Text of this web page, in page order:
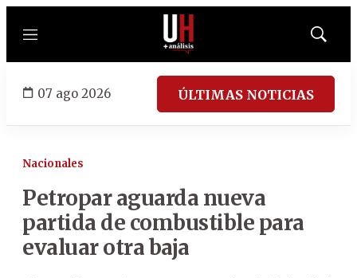
Menú
Mostrar
07 ago 2026 ÚLTIMAS NOTICIAS
Nacionales
Petropar aguarda nueva
partida de combustible para
evaluar otra baja